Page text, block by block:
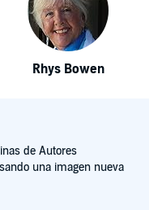
Rhys Bowen
de Autores
una imagen nueva